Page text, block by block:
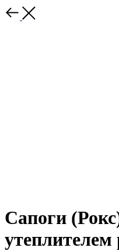
Сапоги
утеплителем